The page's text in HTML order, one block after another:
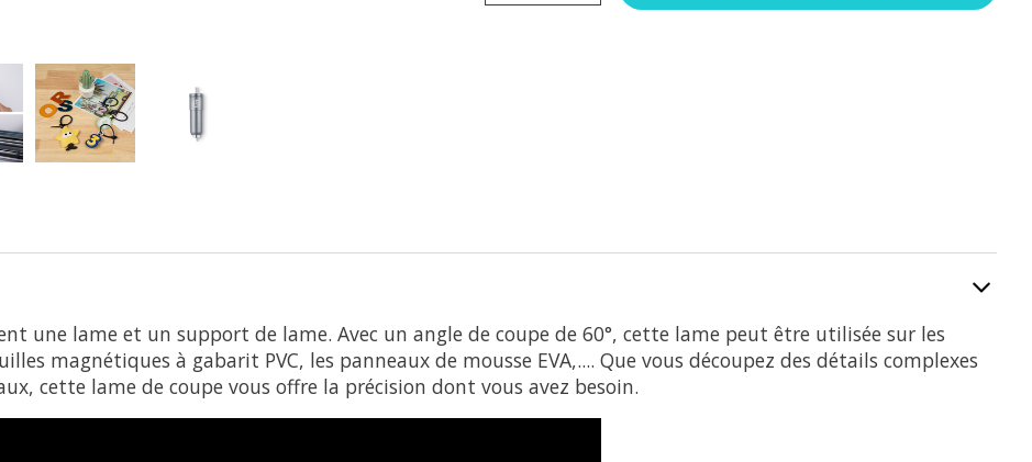
une lame et un support de lame. Avec un angle de coupe de 60°, cette lame peut être utilisée sur les
magnétiques à gabarit PVC, les panneaux de mousse EVA,.... Que vous découpez des détails complexes
cette lame de coupe vous offre la précision dont vous avez besoin.